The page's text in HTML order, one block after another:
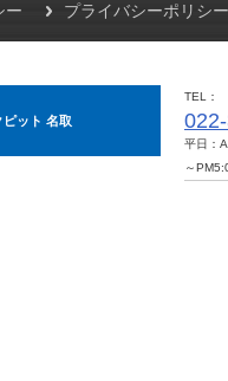
ー プライバシーポリシー
ピット 名取
TEL
平日：
～